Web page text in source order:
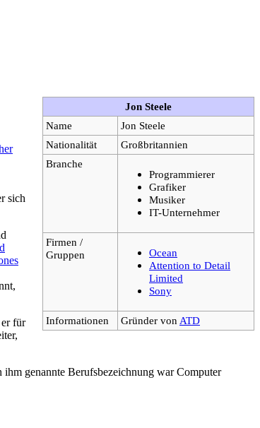
Jon Steele
Name
Jon Steele
Nationalität
Großbritannien
Branche
Programmierer
Grafiker
Musiker
IT-Unternehmer
Firmen /
Gruppen
Ocean
Attention to Detail
Limited
Sony
Informationen Gründer von ATD
sich
für
genannte Berufsbezeichnung war Computer